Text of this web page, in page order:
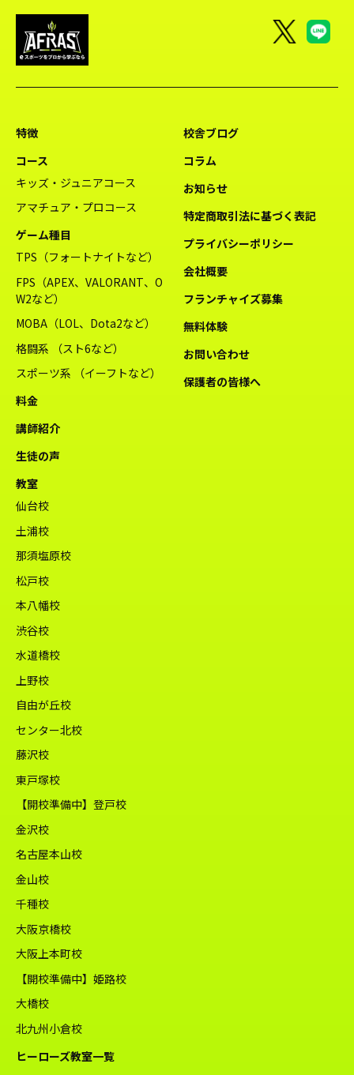
特徴
コース
キッズ・ジュニアコース
アマチュア・プロコース
ゲーム種目
TPS（フォートナイトなど）
FPS（APEX、VALORANT、O
W2など）
MOBA（LOL、Dota2など）
格闘系 （スト6など）
スポーツ系 （イーフトなど）
料金
講師紹介
生徒の声
教室
仙台校
土浦校
那須塩原校
松戸校
本八幡校
渋谷校
水道橋校
上野校
自由が丘校
センター北校
藤沢校
東戸塚校
【開校準備中】登戸校
金沢校
名古屋本山校
金山校
千種校
大阪京橋校
大阪上本町校
【開校準備中】姫路校
大橋校
北九州小倉校
ヒーローズ教室一覧
校舎ブログ
コラム
お知らせ
特定商取引法に基づく表記
プライバシーポリシー
会社概要
フランチャイズ募集
無料体験
お問い合わせ
保護者の皆様へ